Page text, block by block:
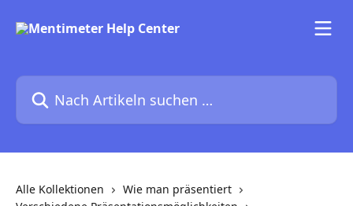
Nach Artikeln suchen …
Alle Kollektionen
Wie man präsentiert